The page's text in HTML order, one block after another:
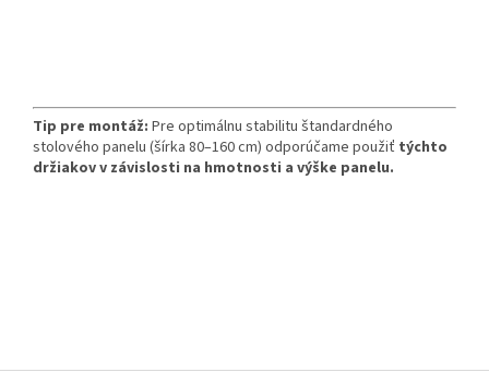
Tip pre montáž: Pre optimálnu stabilitu štandardného
stolového panelu (šírka 80–160 cm) odporúčame použiť týchto
držiakov v závislosti na hmotnosti a výške panelu.